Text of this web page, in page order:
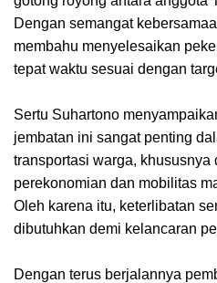
Dengan semangat
membahu menyelesaikan
tepat waktu sesuai dengan
Sertu Suhartono
jembatan ini sangat penting
transportasi warga,
perekonomian dan mobilitas
Oleh karena itu, keterlibatan
dibutuhkan demi kelancaran
Dengan terus berjalannya